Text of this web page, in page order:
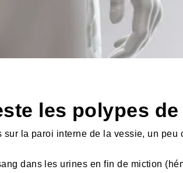
les polypes
la paroi interne de la vessie, un peu
dans les urines en fin de miction